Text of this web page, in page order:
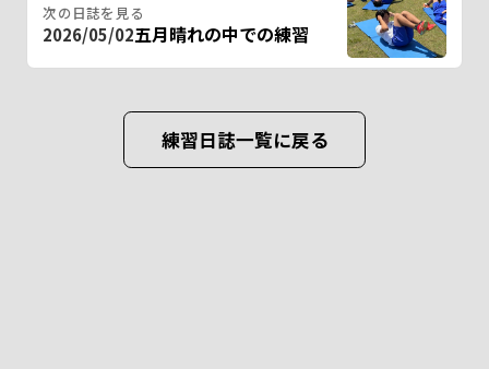
次の日誌を見る
2026/05/02五月晴れの中での練習
練習日誌一覧に戻る